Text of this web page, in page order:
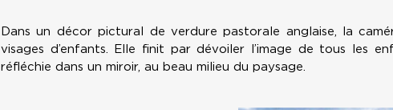
Dans un décor pictural de verdure pastorale anglaise, la
visages d’enfants. Elle finit par dévoiler l’image de tous les
réfléchie dans un miroir, au beau milieu du paysage.